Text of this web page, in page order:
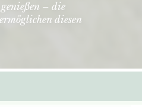
– die
diesen